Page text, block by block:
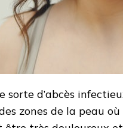
sorte d’abcès
zones de la peau